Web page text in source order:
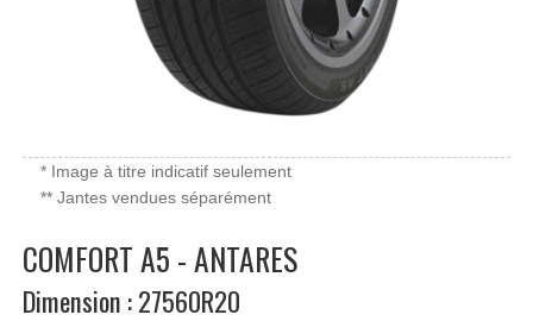
* Image à titre indicatif seulement
** Jantes vendues séparément
COMFORT A5 - ANTARES
Dimension : 27560R20